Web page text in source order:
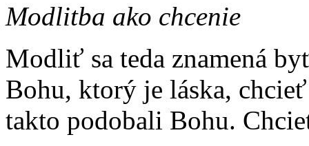
Modlitba ako chcenie
Modliť sa teda znamená
Bohu, ktorý je láska,
takto podobali Bohu.